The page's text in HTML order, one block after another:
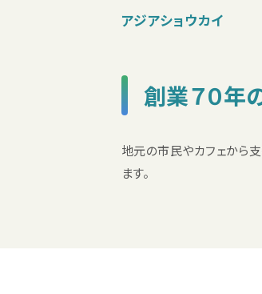
アジアショウカイ
創業７０年
地元の市民やカフェから
ます。